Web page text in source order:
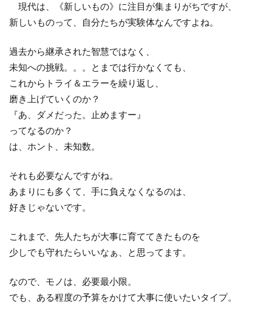
現代は、《新しいもの》に注目が集まりがちですが、
新しいものって、自分たちが実験体なんですよね。
過去から継承された智慧ではなく、
未知への挑戦。。。とまでは行かなくても、
これからトライ＆エラーを繰り返し、
磨き上げていくのか？
『あ、ダメだった。止めますー』
ってなるのか？
は、ホント、未知数。
それも必要なんですがね。
あまりにも多くて、手に負えなくなるのは、
好きじゃないです。
これまで、先人たちが大事に育ててきたものを
少しでも守れたらいいなぁ、と思ってます。
なので、モノは、必要最小限。
でも、ある程度の予算をかけて大事に使いたいタイプ。